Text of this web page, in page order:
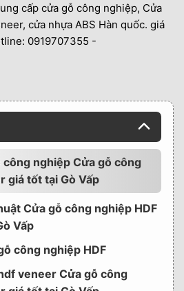
công nghiệp Cửa gỗ công
giá tốt tại Gò Vấp
Cửa gỗ công nghiệp HDF
Vấp
công nghiệp HDF
veneer Cửa gỗ công